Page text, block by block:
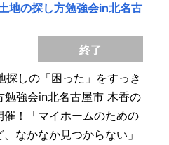
地の探し方勉強会in北名古
終了
しの「困った」をすっき
強会in北名古屋市 木香の
！「マイホームのための
なかなか見つからない」